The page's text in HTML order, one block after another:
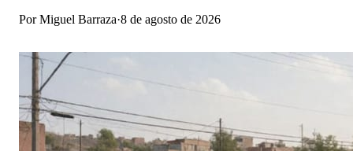
PorMiguel Barraza·8 de agosto de 2026